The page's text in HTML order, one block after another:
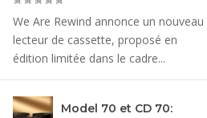
We Are Rewind annonce un nouveau
lecteur de cassette, proposé en
édition limitée dans le cadre...
Model 70 et CD 70: